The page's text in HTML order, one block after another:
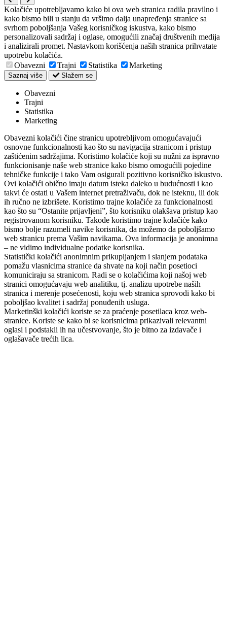
Kolačiće upotrebljavamo kako bi ova web stranica radila pravilno i
kako bismo bili u stanju da vršimo dalja unapređenja stranice sa
svrhom poboljšanja Vašeg korisničkog iskustva, kako bismo
personalizovali sadržaj i oglase, omogućili značaj društvenih medija
i analizirali promet. Nastavkom korišćenja naših stranica prihvatate
upotrebu kolačića.
Obavezni
Trajni Statistika Marketing
Saznaj više Slažem se
Obavezni
Trajni
Statistika
Marketing
Obavezni kolačići čine stranicu upotrebljivom omogućavajući
osnovne funkcionalnosti kao što su navigacija stranicom i pristup
zaštićenim sadržajima. Koristimo kolačiće koji su nužni za ispravno
funkcionisanje naše web stranice kako bismo omogućili pojedine
tehničke funkcije i tako Vam osigurali pozitivno korisničko iskustvo.
Ovi kolačići obično imaju datum isteka daleko u budućnosti i kao
takvi će ostati u Vašem internet pretraživaču, dok ne isteknu, ili dok
ih ručno ne izbrišete. Koristimo trajne kolačiće za funkcionalnosti
kao što su “Ostanite prijavljeni”, što korisniku olakšava pristup kao
registrovanom korisniku. Takođe koristimo trajne kolačiće kako
bismo bolje razumeli navike korisnika, da možemo da poboljšamo
web stranicu prema Vašim navikama. Ova informacija je anonimna
– ne vidimo individualne podatke korisnika.
Statistički kolačići anonimnim prikupljanjem i slanjem podataka
pomažu vlasnicima stranice da shvate na koji način posetioci
komuniciraju sa stranicom. Radi se o kolačićima koji našoj web
stranici omogućavaju web analitiku, tj. analizu upotrebe naših
stranica i merenje posećenosti, koju web stranica sprovodi kako bi
poboljšao kvalitet i sadržaj ponuđenih usluga.
Marketinški kolačići koriste se za praćenje posetilaca kroz web-
stranice. Koriste se kako bi se korisnicima prikazivali relevantni
oglasi i podstakli ih na učestvovanje, što je bitno za izdavače i
oglašavače trećih lica.